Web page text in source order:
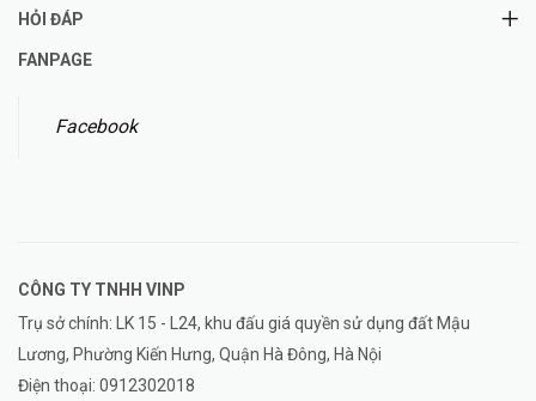
HỎI ĐÁP
FANPAGE
Facebook
CÔNG TY TNHH VINP
Trụ sở chính: LK 15 - L24, khu đấu giá quyền sử dụng đất Mậu
Lương, Phường Kiến Hưng, Quận Hà Đông, Hà Nội
Điện thoại: 0912302018